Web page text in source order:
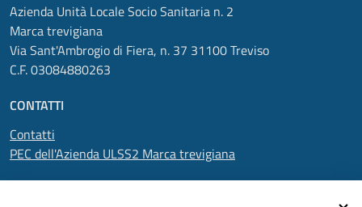
Azienda Unità Locale Socio Sanitaria n. 2
Marca trevigiana
Via Sant'Ambrogio di Fiera, n. 37 31100 Treviso
C.F. 03084880263
CONTATTI
Contatti
PEC dell'Azienda ULSS2 Marca trevigiana